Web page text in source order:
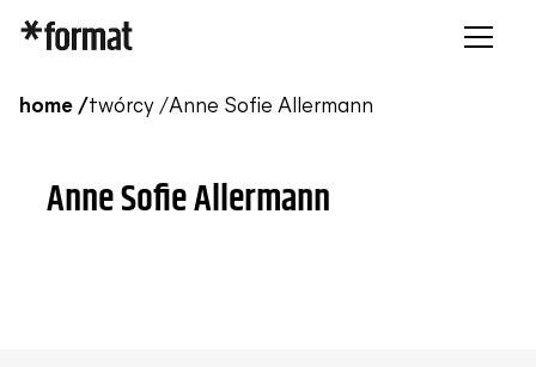
home /twórcy /Anne Sofie Allermann
Anne Sofie Allermann